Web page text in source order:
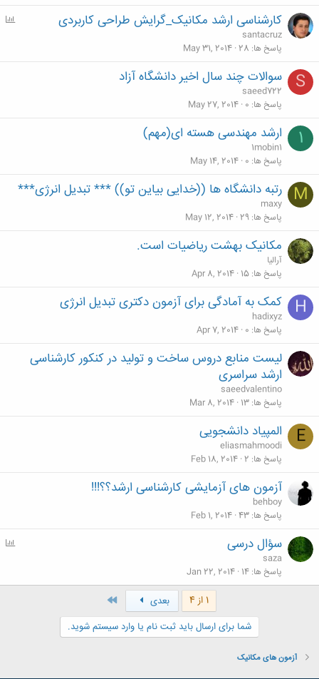
P
کارشناسی ارشد مکانیک_گرایش طراحی کاربردی
santacruz
پاسخ ها 28
May 31, 2014
S سوالات چند سال اخیر دانشگاه آزاد
saeed722
پاسخ ها 0
May 27, 2014
1 ارشد مهندسی هسته ای(مهم)
1mobin1
پاسخ ها 0
May 14, 2014
M رتبه دانشگاه ها ((خدایی بیاین تو)) *** تبدیل انرژی***
maxy
پاسخ ها 29
May 12, 2014
مکانیک بهشت ریاضیات است.
آرالیا
پاسخ ها 15
Apr 8, 2014
H کمک به آمادگی برای آزمون دکتری تبدیل انرژی
hadixyz
پاسخ ها 0
Apr 7, 2014
لیست منابع دروس ساخت و تولید در کنکور کارشناسی
ارشد سراسری
saeedvalentino
پاسخ ها 13
Mar 8, 2014
E المپیاد دانشجویی
eliasmahmoodi
پاسخ ها 2
Feb 18, 2014
آزمون های آزمایشی کارشناسی ارشد؟؟!!!
behboy
پاسخ ها 43
Feb 1, 2014
P
l
سؤال درسی
saza
پاسخ ها 14
Jan 22, 2014
1 از 4 بعدی
شما برای ارسال باید ثبت نام یا وارد سیستم شوید.
آزمون های مکانیک